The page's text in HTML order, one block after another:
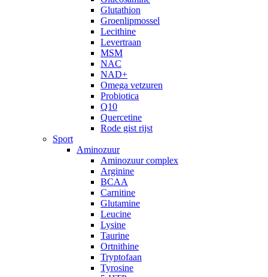
Glutathion
Groenlipmossel
Lecithine
Levertraan
MSM
NAC
NAD+
Omega vetzuren
Probiotica
Q10
Quercetine
Rode gist rijst
Sport
Aminozuur
Aminozuur complex
Arginine
BCAA
Carnitine
Glutamine
Leucine
Lysine
Taurine
Ortnithine
Tryptofaan
Tyrosine